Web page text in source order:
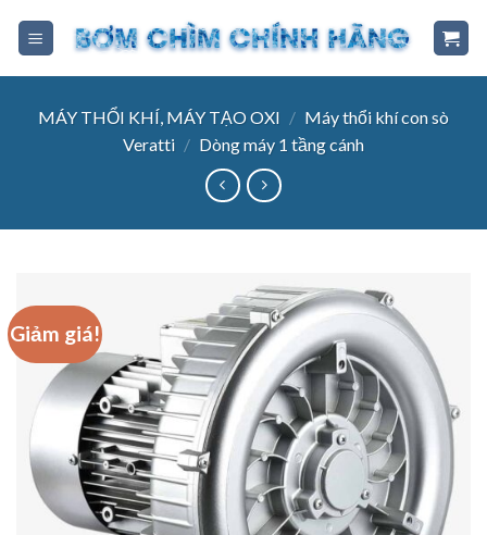
MÁY THỔI KHÍ, MÁY TẠO OXI / Máy thổi khí con sò
Veratti / Dòng máy 1 tầng cánh
Giảm giá!